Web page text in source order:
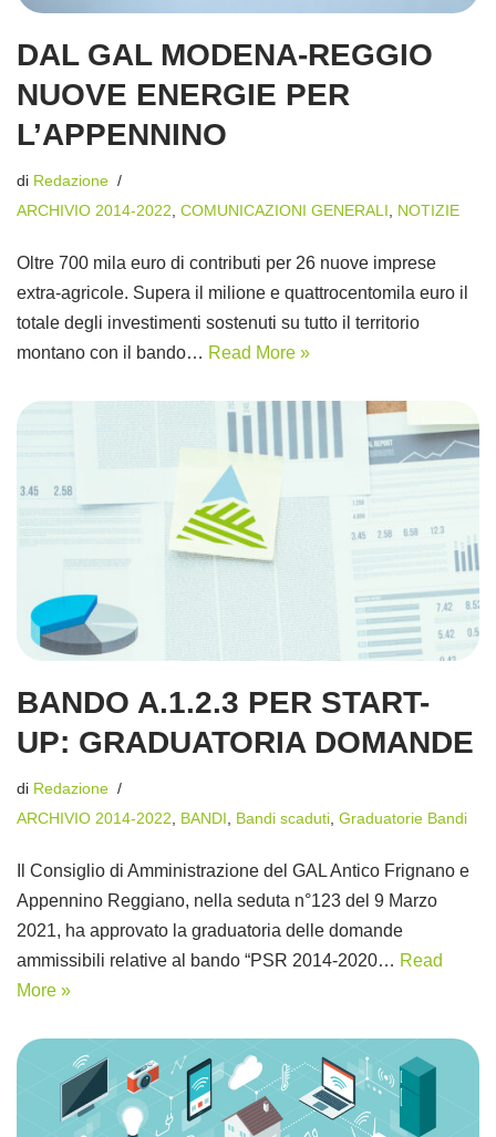
DAL GAL MODENA-REGGIO
NUOVE ENERGIE PER
L’APPENNINO
di Redazione
ARCHIVIO 2014-2022 COMUNICAZIONI GENERALI NOTIZIE
Oltre 700 mila euro di contributi per 26 nuove imprese
extra-agricole. Supera il milione e quattrocentomila euro il
totale degli investimenti sostenuti su tutto il territorio
montano con il bando… Read More »
BANDO A.1.2.3 PER START-
UP: GRADUATORIA DOMANDE
di Redazione
ARCHIVIO 2014-2022
BANDI Bandi scaduti Graduatorie Bandi
Il Consiglio di Amministrazione del GAL Antico Frignano e
Appennino Reggiano, nella seduta n°123 del 9 Marzo
2021, ha approvato la graduatoria delle domande
ammissibili relative al bando “PSR 2014-2020… Read
More »